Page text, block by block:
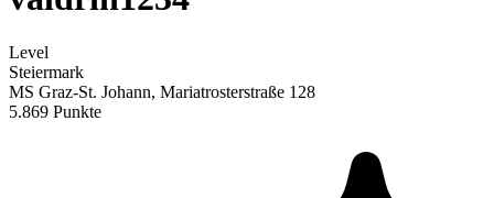
Level
Steiermark
MS Graz-St. Johann, Mariatrosterstraße 128
5.869 Punkte